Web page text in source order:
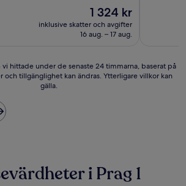
Priset
1 324 kr
1 324 kr
inklusive skatter och avgifter
16 aug. – 17 aug.
vi hittade under de senaste 24 timmarna, baserat på
och tillgänglighet kan ändras. Ytterligare villkor kan
gälla.
i Prag 1